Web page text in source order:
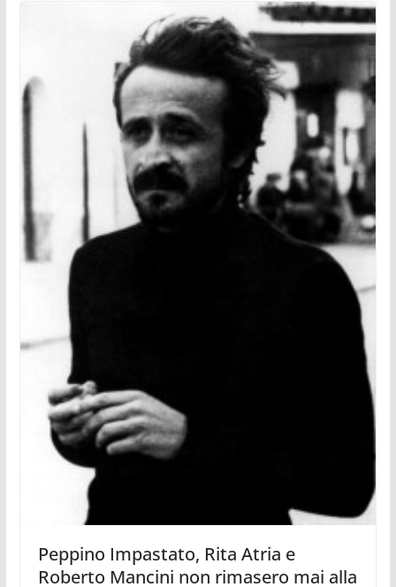
Peppino Impastato, Rita Atria e
Roberto Mancini non rimasero mai alla